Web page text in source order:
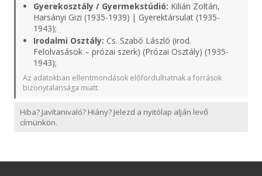
Gyerekosztály / Gyermekstúdió: Kilián Zoltán,
Harsányi Gizi (1935-1939) | Gyerektársulat (1935-
1943);
Irodalmi Osztály: Cs. Szabó László (irod.
Felolvasások – prózai szerk) (Prózai Osztály) (1935-
1943);
Az adatokban ellentmondások előfordulhatnak a források
bizonytalansága miatt.
Hiba? Javítanivaló? Hiány? Jelezd a nyitólap alján levő
címünkön.